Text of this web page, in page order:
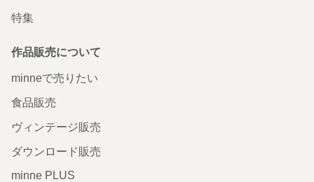
特集
作品販売について
minneで売りたい
食品販売
ヴィンテージ販売
ダウンロード販売
minne PLUS